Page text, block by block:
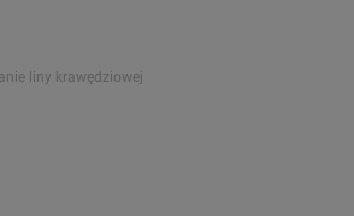
liny krawędziowej